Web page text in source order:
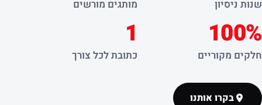
שנות ניסיון מותגים מורשים
100%
חלקים מקוריים
1
כתובת לכל צורך
בקרו אותנו